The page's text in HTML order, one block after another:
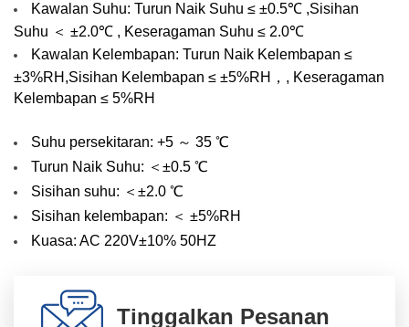
Kawalan Suhu: Turun Naik Suhu ≤ ±0.5℃ ,Sisihan
Suhu ＜ ±2.0℃ , Keseragaman Suhu ≤ 2.0℃
Kawalan Kelembapan: Turun Naik Kelembapan ≤
±3%RH,Sisihan Kelembapan ≤ ±5%RH，, Keseragaman
Kelembapan ≤ 5%RH
Suhu persekitaran: +5 ～ 35 ℃
Turun Naik Suhu: ＜±0.5 ℃
Sisihan suhu: ＜±2.0 ℃
Sisihan kelembapan: ＜ ±5%RH
Kuasa: AC 220V±10% 50HZ
Tinggalkan Pesanan